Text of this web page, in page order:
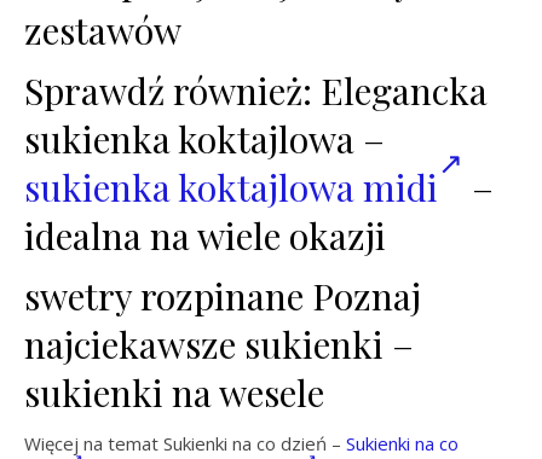
zestawów
Sprawdź również: Elegancka
sukienka koktajlowa –
sukienka koktajlowa midi
–
idealna na wiele okazji
swetry rozpinane Poznaj
najciekawsze sukienki –
sukienki na wesele
Więcej na temat Sukienki na co dzień – Sukienki na co